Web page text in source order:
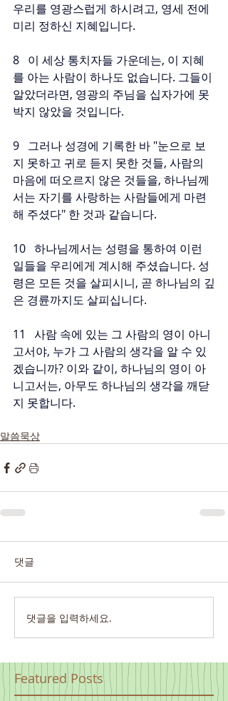
우리를 영광스럽게 하시려고, 영세 전에
미리 정하신 지혜입니다.
8   이 세상 통치자들 가운데는, 이 지혜
를 아는 사람이 하나도 없습니다. 그들이
알았더라면, 영광의 주님을 십자가에 못
박지 않았을 것입니다.
9   그러나 성경에 기록한 바 "눈으로 보
지 못하고 귀로 듣지 못한 것들, 사람의
마음에 떠오르지 않은 것들을, 하나님께
서는 자기를 사랑하는 사람들에게 마련
해 주셨다" 한 것과 같습니다.
10   하나님께서는 성령을 통하여 이런
일들을 우리에게 계시해 주셨습니다. 성
령은 모든 것을 살피시니, 곧 하나님의 깊
은 경륜까지도 살피십니다.
11   사람 속에 있는 그 사람의 영이 아니
고서야, 누가 그 사람의 생각을 알 수 있
겠습니까? 이와 같이, 하나님의 영이 아
니고서는, 아무도 하나님의 생각을 깨닫
지 못합니다.
말씀묵상
댓글
댓글을 입력하세요.
Featured Posts